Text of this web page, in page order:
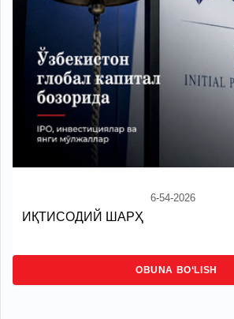
6-54-2026
ИҚТИСОДИЙ ШАРҲ
OBUNA BO‘LISH